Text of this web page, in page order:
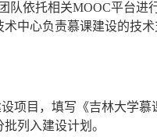
络通道，利用先进信息
队依托相关MOOC平台进
中心负责慕课建设的技术
项目，填写《吉林大学慕